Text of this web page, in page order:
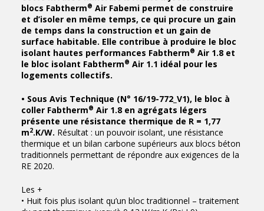
blocs Fabtherm® Air Fabemi permet de construire
et d’isoler en même temps, ce qui procure un gain
de temps dans la construction et un gain de
surface habitable. Elle contribue à produire le bloc
isolant hautes performances Fabtherm® Air 1.8 et
le bloc isolant Fabtherm® Air 1.1 idéal pour les
logements collectifs.
• Sous Avis Technique (N° 16/19-772_V1), le bloc à
coller Fabtherm® Air 1.8 en agrégats légers
présente une résistance thermique de R = 1,77
m2.K/W. Résultat : un pouvoir isolant, une résistance
thermique et un bilan carbone supérieurs aux blocs béton
traditionnels permettant de répondre aux exigences de la
RE 2020.
Les +
• Huit fois plus isolant qu’un bloc traditionnel – traitement